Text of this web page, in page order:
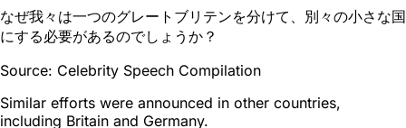
なぜ我々は一つのグレートブリテンを分けて、別々の小さな国
にする必要があるのでしょうか？
Source: Celebrity Speech Compilation
Similar efforts were announced in other countries,
including Britain and Germany.